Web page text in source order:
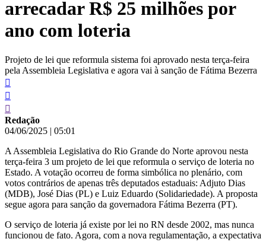
arrecadar R$ 25 milhões por
ano com loteria
Projeto de lei que reformula sistema foi aprovado nesta terça-feira
pela Assembleia Legislativa e agora vai à sanção de Fátima Bezerra
Redação
04/06/2025 | 05:01
A Assembleia Legislativa do Rio Grande do Norte aprovou nesta
terça-feira 3 um projeto de lei que reformula o serviço de loteria no
Estado. A votação ocorreu de forma simbólica no plenário, com
votos contrários de apenas três deputados estaduais: Adjuto Dias
(MDB), José Dias (PL) e Luiz Eduardo (Solidariedade). A proposta
segue agora para sanção da governadora Fátima Bezerra (PT).
O serviço de loteria já existe por lei no RN desde 2002, mas nunca
funcionou de fato. Agora, com a nova regulamentação, a expectativa